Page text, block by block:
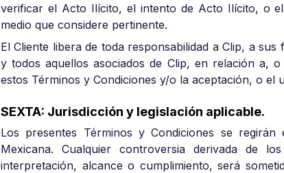
verificar el Acto Ilícito, el intento de Acto Ilícito, o
medio que considere pertinente.
El Cliente libera de toda responsabilidad a Clip, a
y todos aquellos asociados de Clip, en relación a,
estos Términos y Condiciones y/o la aceptación, o el
SEXTA: Jurisdicción y legislación aplicable.
Los presentes Términos y Condiciones se
Mexicana. Cualquier controversia derivada de
interpretación, alcance o cumplimiento, será